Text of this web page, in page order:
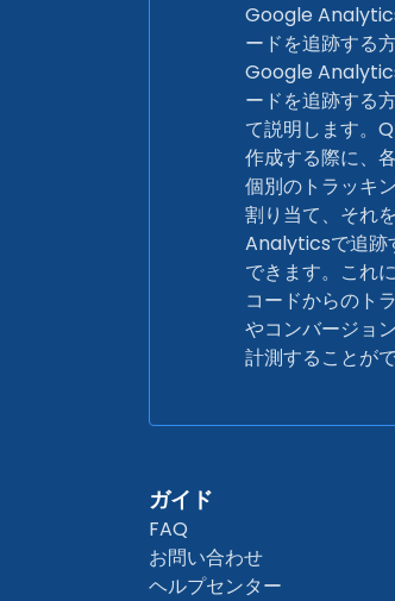
Google
ードを追跡する方
Google
ードを追跡する
て説明します。
作成する際に、
個別のトラッキ
割り当て、それ
Analyticsで追跡
できます。これ
コードからのト
やコンバージョ
計測することがで
ガイド
FAQ
お問い合わせ
ヘルプセンター